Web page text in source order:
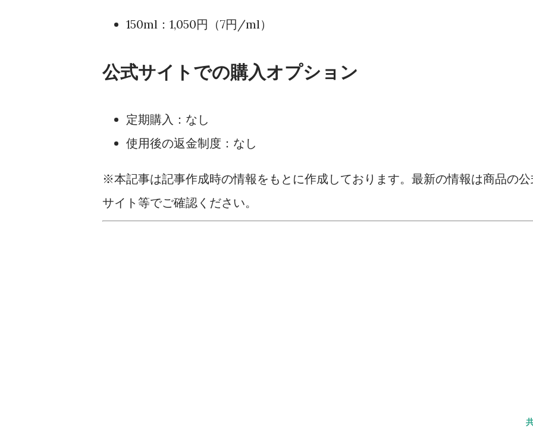
150ml：1,050円（7円/ml）
公式サイトでの購入オプション
定期購入：なし
使用後の返金制度：なし
※本記事は記事作成時の情報をもとに作成しております。最新の情報は商品の
サイト等でご確認ください。